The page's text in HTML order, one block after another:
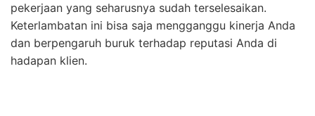
pekerjaan yang seharusnya sudah terselesaikan.
Keterlambatan ini bisa saja mengganggu kinerja Anda
dan berpengaruh buruk terhadap reputasi Anda di
hadapan klien.